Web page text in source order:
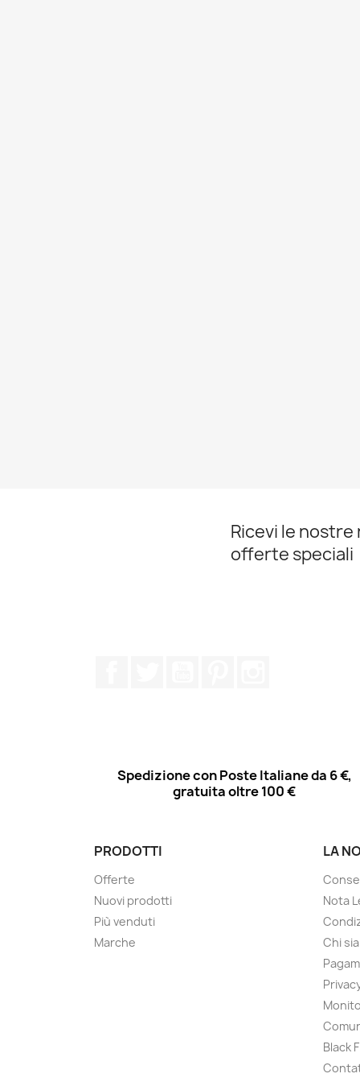
Ricevi le nostre
offerte speciali
Spedizione con Poste Italiane da 6 €,
gratuita oltre 100 €
PRODOTTI
Offerte
Nuovi prodotti
Più venduti
Marche
LA
Nota
Chi
Black